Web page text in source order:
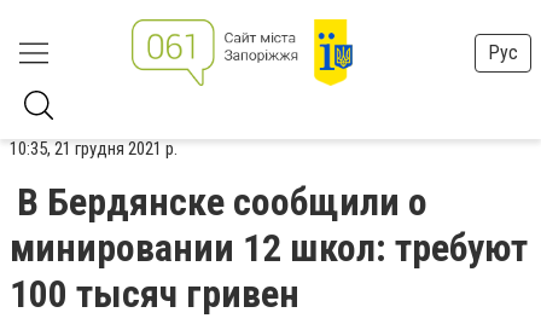
Рус
10:35, 21 грудня 2021 р.
В Бердянске сообщили о
минировании 12 школ: требуют
100 тысяч гривен